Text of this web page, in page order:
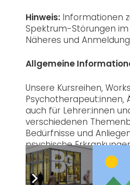
Hinweis: Informationen
Spektrum-Störungen im
Näheres und
Allgemeine
Unsere Kursreihen,
Psychotherapeut:innen,
auch für Lehrer:innen
verschiedenen
Bedürfnisse und
psychische
und ihnen zugleich zu
Gesundheit von
für psychische